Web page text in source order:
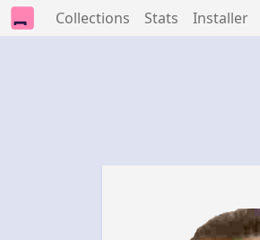
Collections Stats Installer